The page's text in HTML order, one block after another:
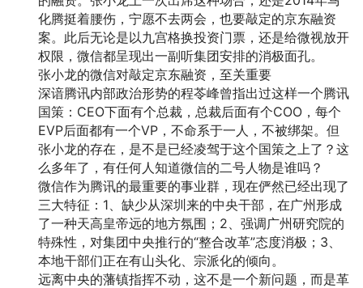
化腾挺着腰伤，宁愿不去两会，也要敲定的京东融资
案。此后无论是以九宫格换投资门票，还是给微视放开
权限，微信都呈现出一副听集团安排的消极面孔。
张小龙的微信对敲定京东融资，至关重要
深谙腾讯内部政治形势的程苓峰曾指出过这样一个腾讯
国策：CEO下面有个总裁，总裁后面有个COO，每个
EVP后面都有一个VP，不命系于一人，不被绑架。但
张小龙的存在，是不是已经凌驾于这个国策之上了？这
么多年了，有任何人知道微信的二号人物是谁吗？
微信作为腾讯的最重要的事业群，现在俨然已经出现了
三大特征：1、缺少从深圳来的中央干部，在广州形成
了一种天高皇帝远的地方氛围；2、强调广州研究院的
特殊性，对集团中央推行的“整合改革”态度消极；3、
本地干部们正在有山头化、宗派化的倾向。
远离中央的藩镇指挥不动，这不是一个新问题，而是革